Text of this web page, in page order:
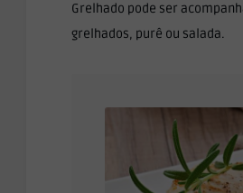
Grelhado pode ser
grelhados, purê ou salada.